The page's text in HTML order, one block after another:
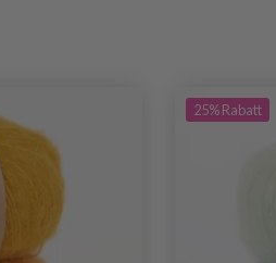
25%Rabatt